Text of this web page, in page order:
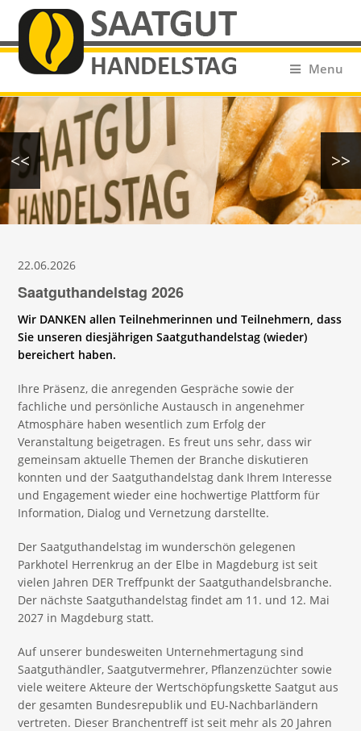
Menu
<< >>
22.06.2026
Saatguthandelstag 2026
Wir DANKEN allen Teilnehmerinnen und Teilnehmern, dass
Sie unseren diesjährigen Saatguthandelstag (wieder)
bereichert haben.
Ihre Präsenz, die anregenden Gespräche sowie der
fachliche und persönliche Austausch in angenehmer
Atmosphäre haben wesentlich zum Erfolg der
Veranstaltung beigetragen. Es freut uns sehr, dass wir
gemeinsam aktuelle Themen der Branche diskutieren
konnten und der Saatguthandelstag dank Ihrem Interesse
und Engagement wieder eine hochwertige Plattform für
Information, Dialog und Vernetzung darstellte.
Der Saatguthandelstag im wunderschön gelegenen
Parkhotel Herrenkrug an der Elbe in Magdeburg ist seit
vielen Jahren DER Treffpunkt der Saatguthandelsbranche.
Der nächste Saatguthandelstag findet am 11. und 12. Mai
2027 in Magdeburg statt.
Auf unserer bundesweiten Unternehmertagung sind
Saatguthändler, Saatgutvermehrer, Pflanzenzüchter sowie
viele weitere Akteure der Wertschöpfungskette Saatgut aus
der gesamten Bundesrepublik und EU-Nachbarländern
vertreten. Dieser Branchentreff ist seit mehr als 20 Jahren